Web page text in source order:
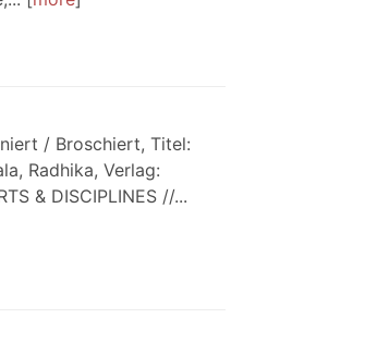
/ Broschiert, Titel:
Radhika, Verlag:
& DISCIPLINES //...